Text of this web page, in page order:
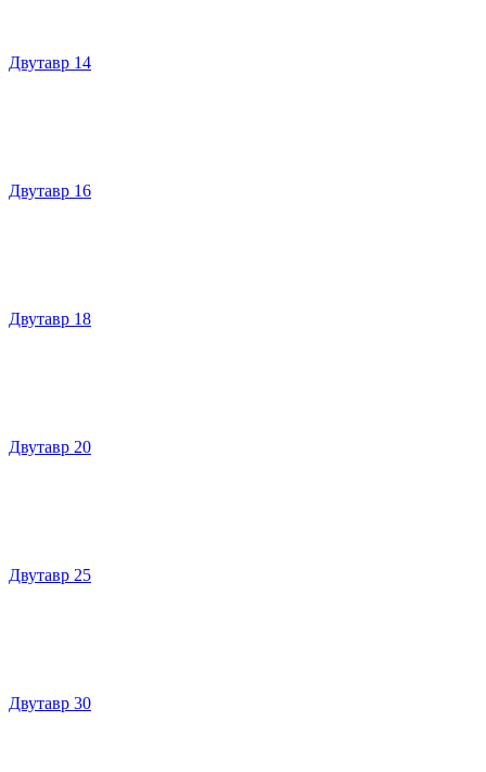
Двутавр 14
Двутавр 16
Двутавр 18
Двутавр 20
Двутавр 25
Двутавр 30